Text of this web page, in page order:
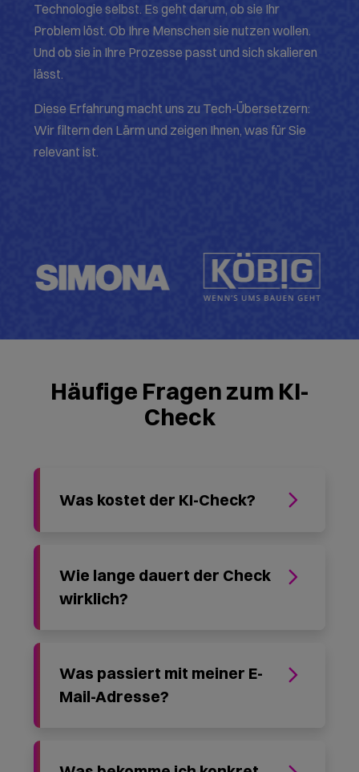
Technologie selbst. Es geht darum, ob sie Ihr
Problem löst. Ob Ihre Menschen sie nutzen wollen.
Und ob sie in Ihre Prozesse passt und sich skalieren
lässt.
Diese Erfahrung macht uns zu Tech-Übersetzern:
Wir filtern den Lärm und zeigen Ihnen, was für Sie
relevant ist.
Häufige Fragen zum KI-
Check
Was kostet der KI-Check?
Wie lange dauert der Check
wirklich?
Was passiert mit meiner E-
Mail-Adresse?